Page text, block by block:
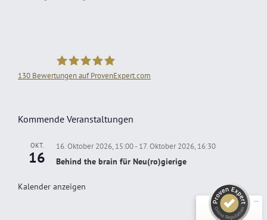
130 Bewertungen auf ProvenExpert.com
Kommende Veranstaltungen
OKT.
16
16. Oktober 2026, 15:00- 17. Oktober 2026, 16:30
Behind the brain für Neu(ro)gierige
Kalender anzeigen
100%
SEHR GUT
110
Bewertungen auf